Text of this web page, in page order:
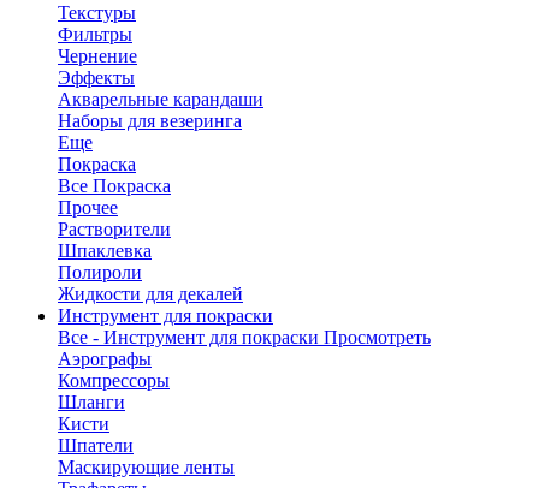
Текстуры
Фильтры
Чернение
Эффекты
Акварельные карандаши
Наборы для везеринга
Еще
Покраска
Все Покраска
Прочее
Растворители
Шпаклевка
Полироли
Жидкости для декалей
Инструмент для покраски
Все - Инструмент для покраски Просмотреть
Аэрографы
Компрессоры
Шланги
Кисти
Шпатели
Маскирующие ленты